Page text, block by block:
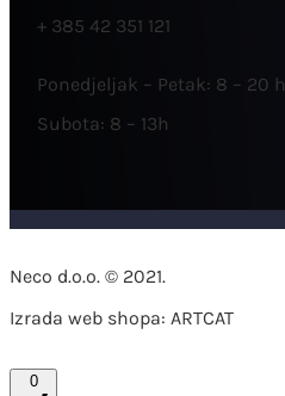
+ 385 42 351 121
Ponedjeljak – Petak: 8 – 20 h
Subota: 8 – 13h
Neco d.o.o. © 2021.
Izrada web shopa: ARTCAT
0